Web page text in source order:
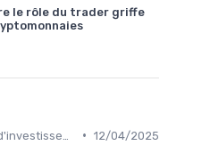
le rôle du trader griffe
• 12/04/2025